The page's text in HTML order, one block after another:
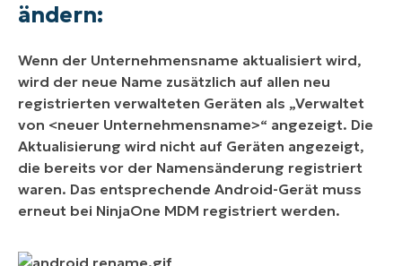
ändern:
Wenn der Unternehmensname aktualisiert wird,
wird der neue Name zusätzlich auf allen neu
registrierten verwalteten Geräten als „Verwaltet
von <neuer Unternehmensname>“ angezeigt. Die
Aktualisierung wird nicht auf Geräten angezeigt,
die bereits vor der Namensänderung registriert
waren. Das entsprechende Android-Gerät muss
erneut bei NinjaOne MDM registriert werden.